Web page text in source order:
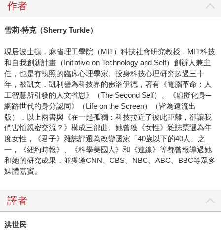
作者
雪莉‧特克（Sherry Turkle）
現居波士頓，麻省理工學院（MIT）科技社會研究教授，MIT科技
和自我創新計畫（Initiative on Technology and Self）創辦人兼主
任，也是有執照的臨床心理學家。投身科技心理研究超過三十
年，被凱文．凱利譽為科技界的佛洛伊德，著有《電腦革命：人
工智慧所引發的人文省思》（The Second Self）、《虛擬化身─
網路世代的身分認同》（Life on the Screen）（皆為遠流出
版），以上兩書與《在一起孤獨：科技拉近了彼此距離，卻讓我
們害怕親密交流？》構成三部曲。她曾獲《女性》雜誌票選為年
度女性，《君子》雜誌評選為改變國家「40歲以下的40人」之
一，《紐約時報》、《科學美國人》和《連線》等都曾報導過她
和她的研究成果，並獲邀CNN、CBS、NBC、ABC、BBC等眾多
媒體嘉賓。
譯者
洪世民